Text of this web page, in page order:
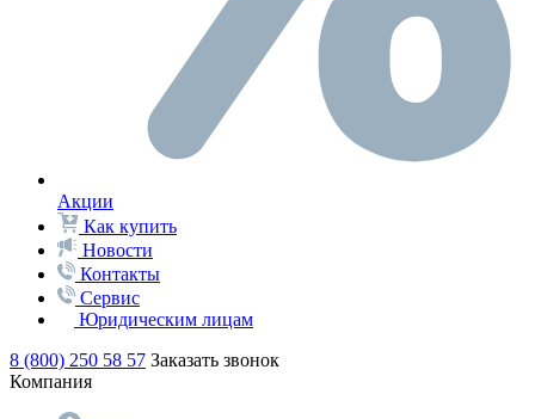
Акции
Как купить
Новости
Контакты
Сервис
Юридическим лицам
8 (800) 250 58 57 Заказать звонок
Компания